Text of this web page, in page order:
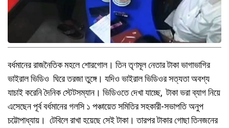
বর্ধমানের রাজনৈতিক মহলে শোরগোল। তিন তৃণমূল নেতার টাকা ভাগাভাগির
ভাইরাল ভিডিও ঘিরে তরজা তুঙ্গে। যদিও ভাইরাল ভিডিওর সত্যতা অবশ্য
যাচাই করেনি দৈনিক স্টেটসম্যান। ভিডিওতে দেখা যাচ্ছে, টাকা ভরা ব্যাগ নিয়ে
এসেছেন পূর্ব বর্ধমানের গলসি ১ পঞ্চায়েত সমিতির সহকারী-সভাপতি অনুপ
চট্টোপাধ্যায়। টেবিলে রাখা হয়েছে সেই টাকা। তারপর টাকার গোছা তিনজনের